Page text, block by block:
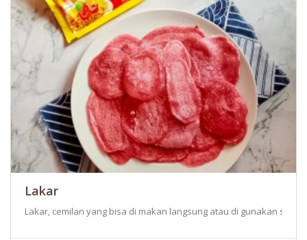
Lakar
Lakar, cemilan yang bisa di makan langsung atau di gunakan